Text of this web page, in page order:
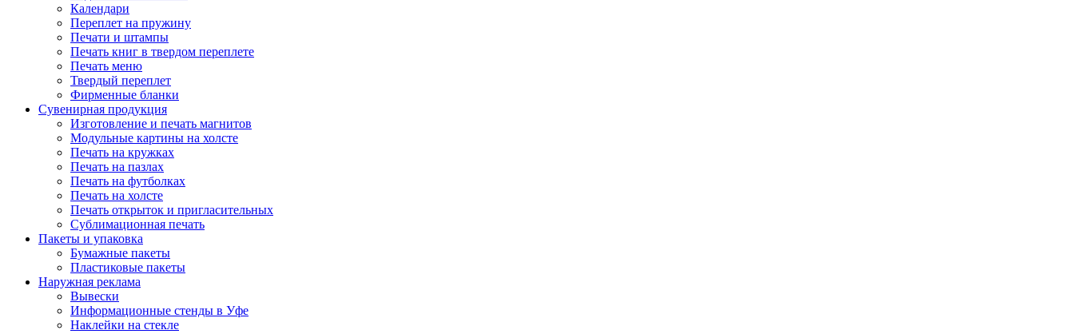
Календари
Переплет на пружину
Печати и штампы
Печать книг в твердом переплете
Печать меню
Твердый переплет
Фирменные бланки
Сувенирная продукция
Изготовление и печать магнитов
Модульные картины на холсте
Печать на кружках
Печать на пазлах
Печать на футболках
Печать на холсте
Печать открыток и пригласительных
Сублимационная печать
Пакеты и упаковка
Бумажные пакеты
Пластиковые пакеты
Наружная реклама
Вывески
Информационные стенды в Уфе
Наклейки на стекле